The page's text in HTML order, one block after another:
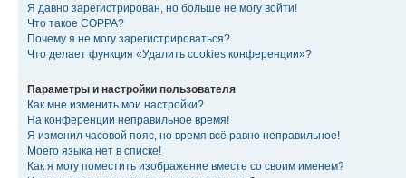
Я давно зарегистрирован, но больше не могу войти!
Что такое COPPA?
Почему я не могу зарегистрироваться?
Что делает функция «Удалить cookies конференции»?
Параметры и настройки пользователя
Как мне изменить мои настройки?
На конференции неправильное время!
Я изменил часовой пояс, но время всё равно неправильное!
Моего языка нет в списке!
Как я могу поместить изображение вместе со своим именем?